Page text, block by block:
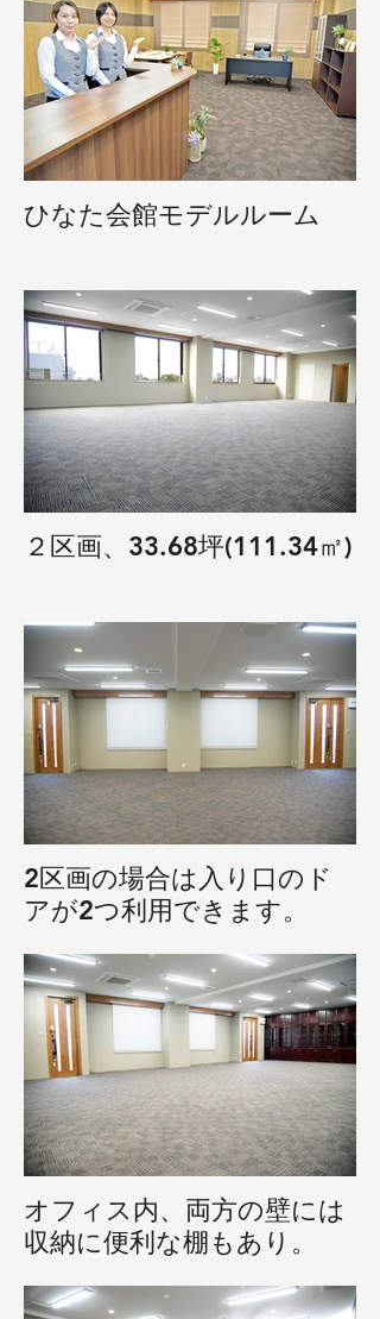
ひなた会館モデルルーム
２区画、33.68坪(111.34㎡)
2区画の場合は入り口のド
アが2つ利用できます。
オフィス内、両方の壁には
収納に便利な棚もあり。